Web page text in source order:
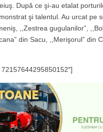
După ce şi-au etalat
şi talentul. Au urcat pe
,,Zestrea gugulanilor”,
din Sacu, ,,Merişorul” din
72157644295850152″]